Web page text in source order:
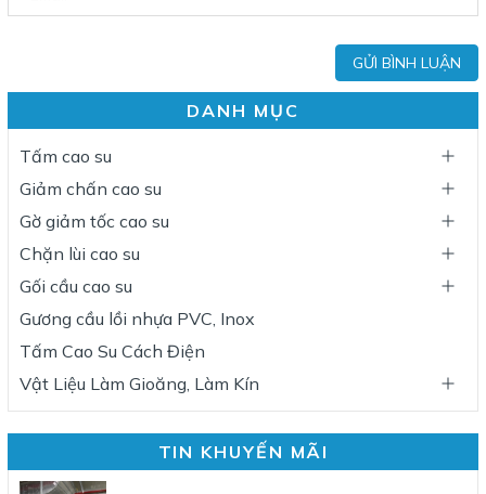
GỬI BÌNH LUẬN
DANH MỤC
Tấm cao su
Giảm chấn cao su
Gờ giảm tốc cao su
Chặn lùi cao su
Gối cầu cao su
Gương cầu lồi nhựa PVC, Inox
Tấm Cao Su Cách Điện
Vật Liệu Làm Gioăng, Làm Kín
TIN KHUYẾN MÃI